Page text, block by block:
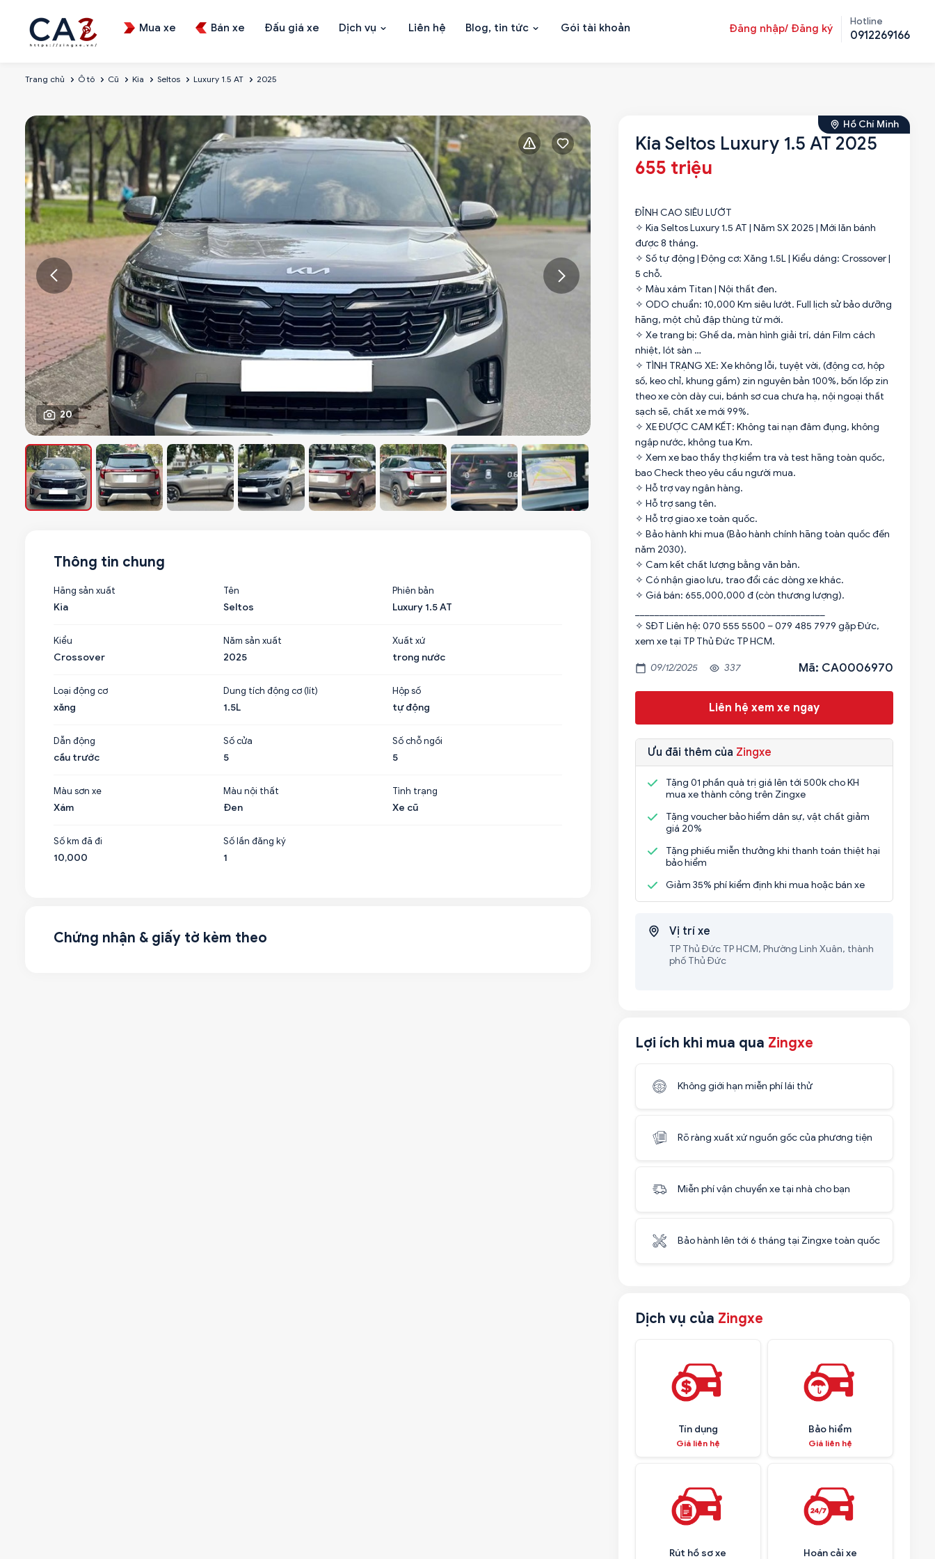
Mua xe Bán xe Đấu giá xe Dịch vụ Liên hệ Blog, tin tức Gói tài khoản Đăng nhập/ Đăng ký
Hotline
0912269166
Trang chủ Ô tô Cũ Kia Seltos Luxury 1.5 AT 2025
20
Hồ Chí Minh
Kia Seltos Luxury 1.5 AT 2025
655 triệu
ĐỈNH CAO SIÊU LƯỚT
✧ Kia Seltos Luxury 1.5 AT | Năm SX 2025 | Mới lăn bánh
được 8 tháng.
✧ Số tự động | Động cơ: Xăng 1.5L | Kiểu dáng: Crossover |
5 chỗ.
✧ Màu xám Titan | Nội thất đen.
✧ ODO chuẩn: 10,000 Km siêu lướt. Full lịch sử bảo dưỡng
hãng, một chủ đập thùng từ mới.
✧ Xe trang bị: Ghế da, màn hình giải trí, dán Film cách
nhiệt, lót sàn …
✧ TÌNH TRẠNG XE: Xe không lỗi, tuyệt vời, (động cơ, hộp
số, keo chỉ, khung gầm) zin nguyên bản 100%, bốn lốp zin
theo xe còn dày cui, bánh sơ cua chưa hạ, nội ngoại thất
sạch sẽ, chất xe mới 99%.
✧ XE ĐƯỢC CAM KẾT: Không tai nạn đâm đụng, không
ngập nước, không tua Km.
✧ Xem xe bao thầy thợ kiểm tra và test hãng toàn quốc,
bao Check theo yêu cầu người mua.
✧ Hỗ trợ vay ngân hàng.
✧ Hỗ trợ sang tên.
✧ Hỗ trợ giao xe toàn quốc.
✧ Bảo hành khi mua (Bảo hành chính hãng toàn quốc đến
năm 2030).
✧ Cam kết chất lượng bằng văn bản.
✧ Có nhận giao lưu, trao đổi các dòng xe khác.
✧ Giá bán: 655,000,000 đ (còn thương lượng).
✧ SĐT Liên hệ: 070 555 5500 – 079 485 7979 gặp Đức,
09/12/2025 337 Mã: CA0006970
Liên hệ xem xe ngay
Ưu đãi thêm của Zingxe
Tặng 01 phần quà trị giá lên tới 500k cho KH
mua xe thành công trên Zingxe
Tặng voucher bảo hiểm dân sự, vật chất giảm
giá 20%
Tặng phiếu miễn thưởng khi thanh toán thiệt hại
bảo hiểm
Giảm 35% phí kiểm định khi mua hoặc bán xe
Vị trí xe
TP Thủ Đức TP HCM, Phường Linh Xuân, thành
phố Thủ Đức
Lợi ích khi mua qua Zingxe
Không giới hạn miễn phí lái thử
Rõ ràng xuất xứ nguồn gốc của phương tiện
Miễn phí vận chuyển xe tại nhà cho bạn
Bảo hành lên tới 6 tháng tại Zingxe toàn quốc
Dịch vụ của Zingxe
Tín dụng
Giá liên hệ
Bảo hiểm
Giá liên hệ
Rút hồ sơ xe Hoán cải xe
Thông tin chung
Hãng sản xuất
Kia
Tên
Seltos
Phiên bản
Luxury 1.5 AT
Kiểu
Crossover
Năm sản xuất
2025
Xuất xứ
trong nước
Loại động cơ
xăng
Dung tích động cơ (lít)
1.5L
Hộp số
tự động
Dẫn động
cầu trước
Số cửa
5
Số chỗ ngồi
5
Màu sơn xe
Xám
Màu nội thất
Đen
Tình trạng
Xe cũ
Số km đã đi
10,000
Số lần đăng ký
1
Chứng nhận & giấy tờ kèm theo